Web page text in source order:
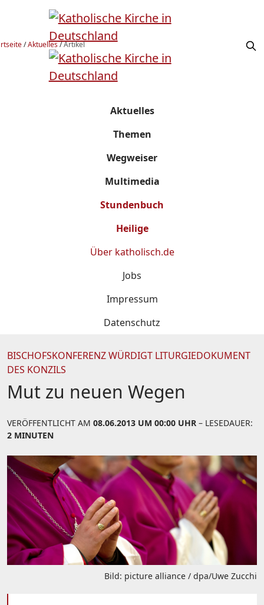
/Aktuelles/Artikel
Aktuelles
Themen
Wegweiser
Multimedia
Stundenbuch
Heilige
Über katholisch.de
Jobs
Impressum
Datenschutz
BISCHOFSKONFERENZ WÜRDIGT LITURGIEDOKUMENT
DES KONZILS
Mut zu neuen Wegen
VERÖFFENTLICHT AM 08.06.2013 UM 00:00 UHR – LESEDAUER:
2 MINUTEN
Bild: picture alliance / dpa/Uwe Zucchi